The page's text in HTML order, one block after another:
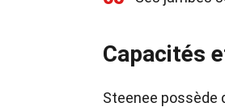
Capacités
Steenee possède